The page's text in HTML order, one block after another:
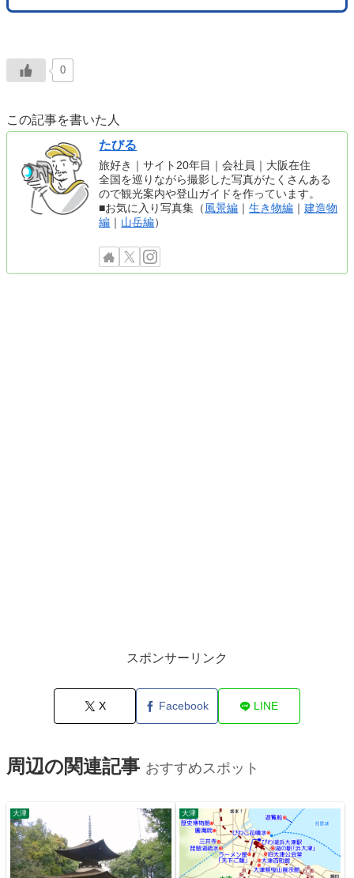
0
この記事を書いた人
たびる
旅好き｜サイト20年目｜会社員｜大阪在住
全国を巡りながら撮影した写真がたくさんある
ので観光案内や登山ガイドを作っています。
■お気に入り写真集（ 風景編 ｜生き物編 ｜建造物
編 ｜ 山岳編）
スポンサーリンク
X Facebook LINE
周辺の関連記事 おすすめスポット
大津 大津